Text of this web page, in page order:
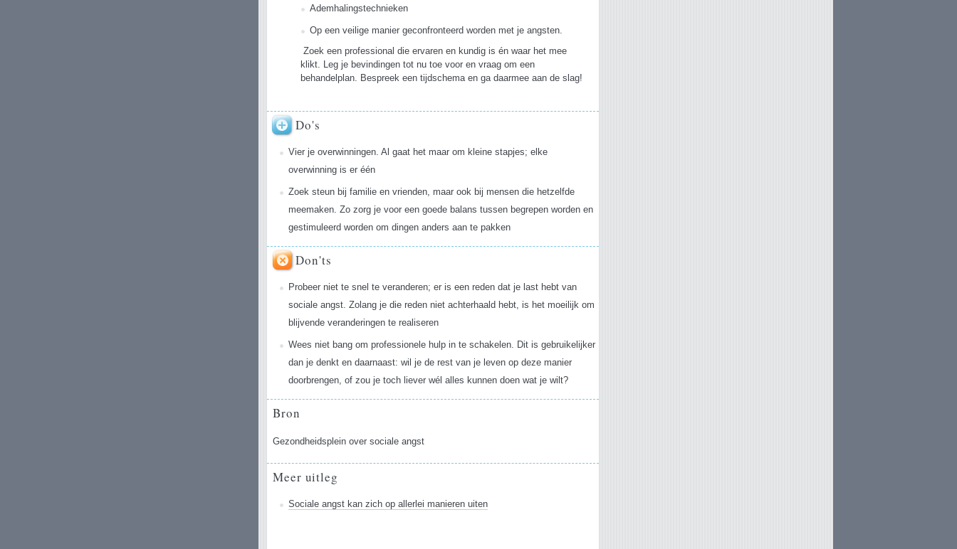
Ademhalingstechnieken
Op een veilige manier geconfronteerd worden met je angsten.
Zoek een professional die ervaren en kundig is én waar het mee
klikt. Leg je bevindingen tot nu toe voor en vraag om een
behandelplan. Bespreek een tijdschema en ga daarmee aan de slag!
Do's
Vier je overwinningen. Al gaat het maar om kleine stapjes; elke
overwinning is er één
Zoek steun bij familie en vrienden, maar ook bij mensen die hetzelfde
meemaken. Zo zorg je voor een goede balans tussen begrepen worden en
gestimuleerd worden om dingen anders aan te pakken
Don'ts
Probeer niet te snel te veranderen; er is een reden dat je last hebt van
sociale angst. Zolang je die reden niet achterhaald hebt, is het moeilijk om
blijvende veranderingen te realiseren
Wees niet bang om professionele hulp in te schakelen. Dit is gebruikelijker
dan je denkt en daarnaast: wil je de rest van je leven op deze manier
doorbrengen, of zou je toch liever wél alles kunnen doen wat je wilt?
Bron
Gezondheidsplein over sociale angst
Meer uitleg
Sociale angst kan zich op allerlei manieren uiten